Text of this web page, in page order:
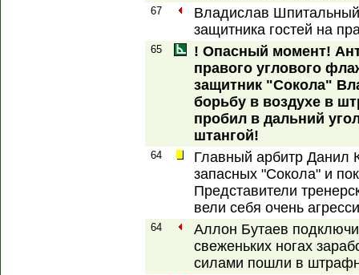
67
Владислав Шпитальный
защитника гостей на
65
! Опасный момент!
правого углового
защитник "Сокола"
борьбу в воздухе в
пробил в дальний
штангой!
64
Главный арбитр Данил
запасных "Сокола" и
Представители
вели себя очень
64
Аллон Бутаев
свеженьких ногах
силами пошли в